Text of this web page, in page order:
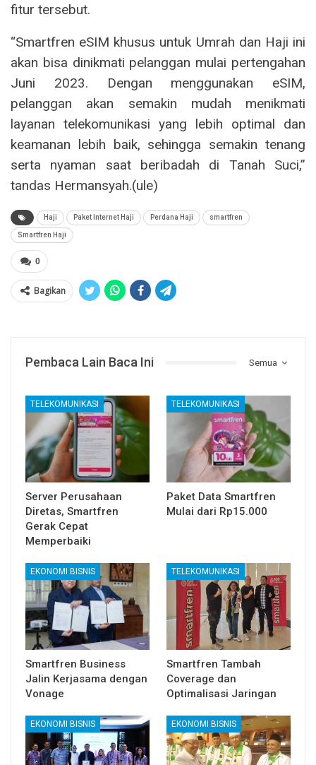
fitur tersebut.
“Smartfren eSIM khusus untuk Umrah dan Haji ini
akan bisa dinikmati pelanggan mulai pertengahan
Juni 2023. Dengan menggunakan eSIM,
pelanggan akan semakin mudah menikmati
layanan telekomunikasi yang lebih optimal dan
keamanan lebih baik, sehingga semakin tenang
serta nyaman saat beribadah di Tanah Suci,”
tandas Hermansyah.(ule)
Haji Paket Internet Haji Perdana Haji smartfren
Smartfren Haji
0
Bagikan
Semua
Pembaca Lain Baca Ini
TELEKOMUNIKASI
Server Perusahaan
Diretas, Smartfren
Gerak Cepat
Memperbaiki
TELEKOMUNIKASI
Paket Data Smartfren
Mulai dari Rp15.000
EKONOMI BISNIS
Smartfren Business
Jalin Kerjasama dengan
Vonage
TELEKOMUNIKASI
Smartfren Tambah
Coverage dan
Optimalisasi Jaringan
EKONOMI BISNIS EKONOMI BISNIS